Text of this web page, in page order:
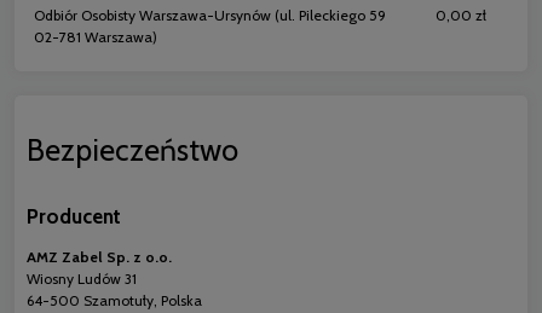
Odbiór Osobisty Warszawa-Ursynów (ul. Pileckiego 59
02-781 Warszawa)
0,00 zł
Bezpieczeństwo
Producent
AMZ Zabel Sp. z o.o.
Wiosny Ludów 31
64-500 Szamotuły, Polska